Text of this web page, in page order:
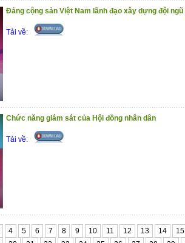
Đảng cộng sản Việt Nam lãnh đạo xây dựng đội
Tải về:
Chức năng giám sát của Hội đồng nhân dân
Tải về:
4 5 6 7 8 9 10 11 12 13 14 15